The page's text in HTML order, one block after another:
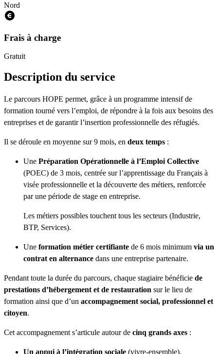
Nord
Frais à charge
Gratuit
Description du service
Le parcours HOPE permet, grâce à un programme intensif de
formation tourné vers l’emploi, de répondre à la fois aux besoins des
entreprises et de garantir l’insertion professionnelle des réfugiés.
Il se déroule en moyenne sur 9 mois, en deux temps :
Une Préparation Opérationnelle à l’Emploi Collective
(POEC) de 3 mois, centrée sur l’apprentissage du Français à
visée professionnelle et la découverte des métiers, renforcée
par une période de stage en entreprise.
Les métiers possibles touchent tous les secteurs (Industrie,
BTP, Services).
Une formation métier certifiante de 6 mois minimum via un
contrat en alternance dans une entreprise partenaire.
Pendant toute la durée du parcours, chaque stagiaire bénéficie de
prestations d’hébergement et de restauration sur le lieu de
formation ainsi que d’un accompagnement social, professionnel et
citoyen.
Cet accompagnement s’articule autour de cinq grands axes :
Un appui à l’intégration sociale (vivre-ensemble).